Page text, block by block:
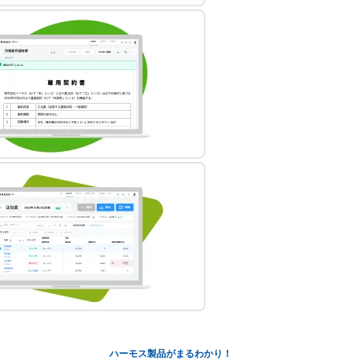
ハーモス製品がまるわかり！